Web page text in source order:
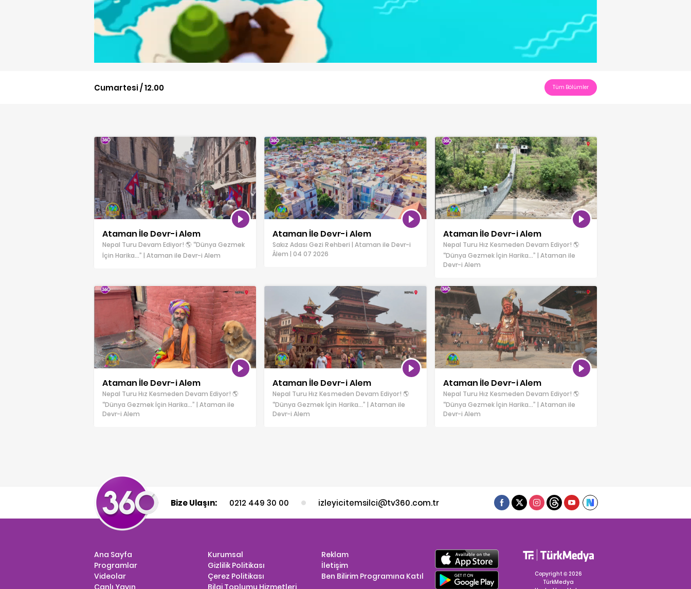
Cumartesi / 12.00 Tüm Bölümler
Ataman İle Devr-i Alem
Nepal Turu Devam Ediyor! 🌎 “Dünya Gezmek
İçin Harika…” | Ataman ile Devr-i Alem
Ataman İle Devr-i Alem
Sakız Adası Gezi Rehberi | Ataman ile Devr-i
Âlem | 04 07 2026
Ataman İle Devr-i Alem
Nepal Turu Hız Kesmeden Devam Ediyor! 🌎
“Dünya Gezmek İçin Harika…” | Ataman ile
Devr-i Alem
Ataman İle Devr-i Alem
Nepal Turu Hız Kesmeden Devam Ediyor! 🌎
“Dünya Gezmek İçin Harika…” | Ataman ile
Devr-i Alem
Ataman İle Devr-i Alem
Nepal Turu Hız Kesmeden Devam Ediyor! 🌎
“Dünya Gezmek İçin Harika…” | Ataman ile
Devr-i Alem
Ataman İle Devr-i Alem
Nepal Turu Hız Kesmeden Devam Ediyor! 🌎
“Dünya Gezmek İçin Harika…” | Ataman ile
Devr-i Alem
Bize Ulaşın: 0212 449 30 00 izleyicitemsilci@tv360.com.tr
Ana Sayfa
Programlar
Videolar
Kurumsal
Gizlilik Politikası
Çerez Politikası
Reklam
İletişim
Ben Bilirim Programına Katıl
Copyright © 2026
TürkMedya